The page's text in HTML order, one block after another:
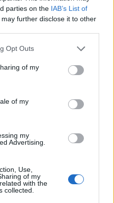
parties on the IAB’s List of
may further disclose it to other
uses one or more Google
behaviour. You may click to
and its third-party tags to
purposes in below Google
Opt Outs
of my
of my
my
Advertising.
Use,
of my
with the
collected.
a Schiller Autó